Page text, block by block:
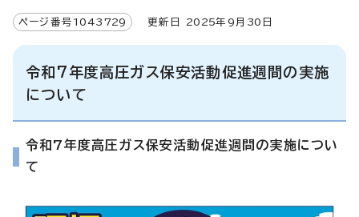
ページ番号 1043729 更新日 2025年9月 30 日
令和7年度高圧ガス保安活動促進週間の実施
について
令和7年度高圧ガス保安活動促進週間の実施につい
て